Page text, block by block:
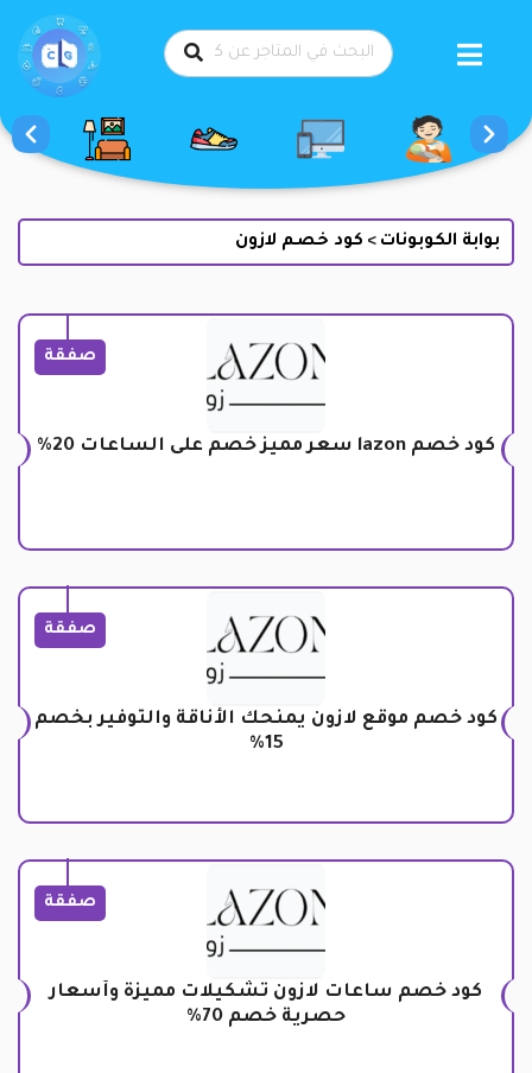
بوابة الكوبونات > كود خصم لازون
صفقة
كود خصم lazon سعر مميز خصم على الساعات 20%
صفقة
كود خصم موقع لازون يمنحك الأناقة والتوفير بخصم
15%
صفقة
كود خصم ساعات لازون تشكيلات مميزة وأسعار
حصرية خصم 70%